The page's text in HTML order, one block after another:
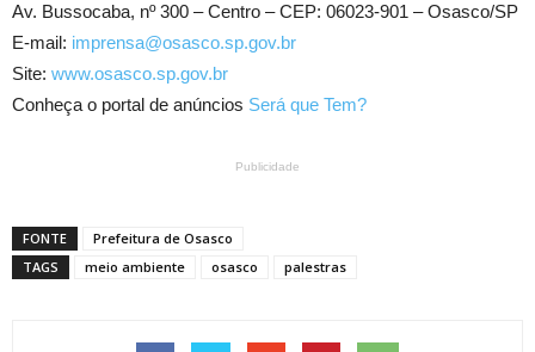
Av. Bussocaba, nº 300 – Centro – CEP: 06023-901 – Osasco/SP
E-mail: imprensa@osasco.sp.gov.br
Site: www.osasco.sp.gov.br
Conheça o portal de anúncios Será que Tem?
Publicidade
FONTE
Prefeitura de Osasco
TAGS
meio ambiente osasco palestras